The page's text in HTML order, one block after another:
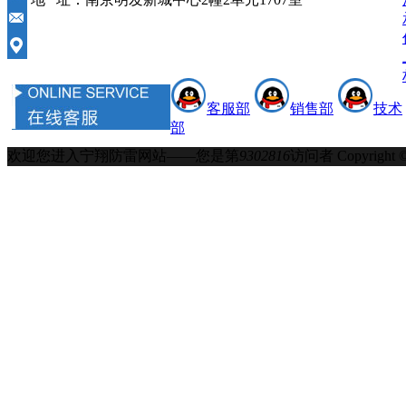
客服部 销售部
技术
部
欢迎您进入宁翔防雷网站——您是第 9302816访问者 Copyright